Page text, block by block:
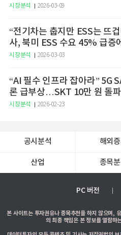
시장분석 2026-03-09
“전기차는 춥지만 ESS는 뜨
사, 북미 ESS 수요 45% 급증
시장분석 2026-03-03
“AI 필수 인프라 잡아라” 5G
론 급부상…SKT 10만 원 돌
증권
시장분석 2026-02-23
공시분석 해외증
산업 종목
PC 버전
본 사이트는 투자권유나 종목추천을 하지 않으며,
의 최종 책임은 본 정보를 열람하